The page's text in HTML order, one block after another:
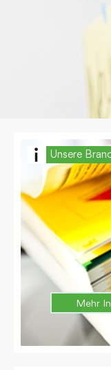
Unsere
Mehr